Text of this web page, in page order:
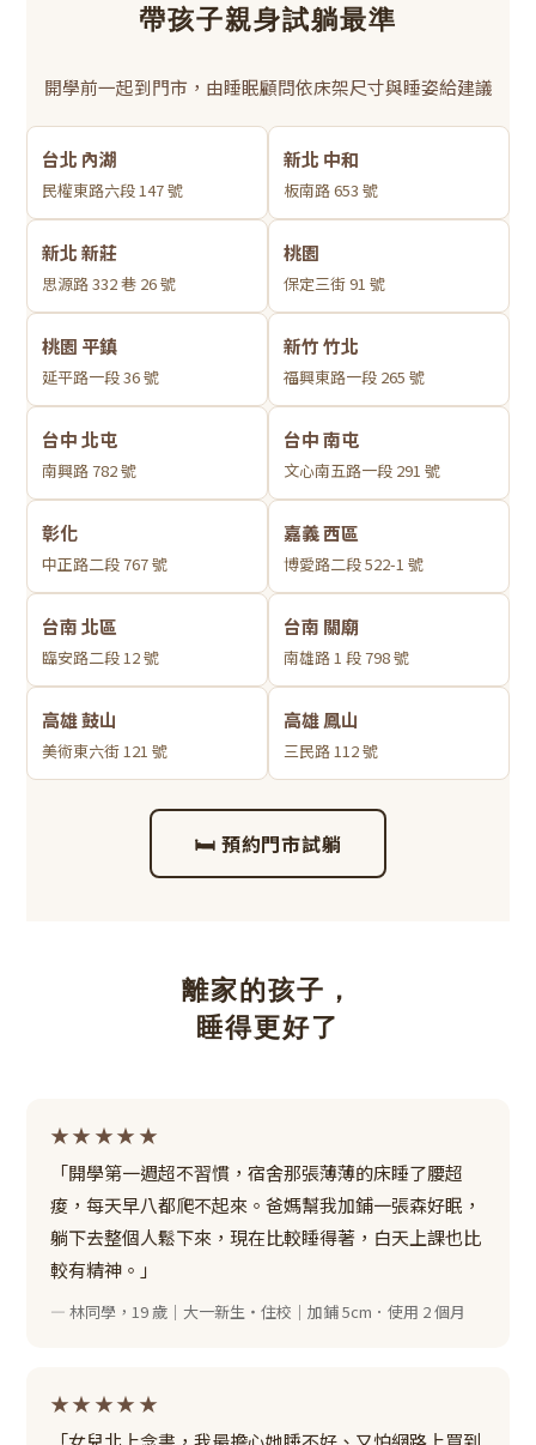
帶孩子親身試躺最準
開學前一起到門市，由睡眠顧問依床架尺寸與睡姿給建議
台北 內湖
民權東路六段 147 號
新北 中和
板南路 653 號
新北 新莊
思源路 332 巷 26 號
桃園
保定三街 91 號
桃園 平鎮
延平路一段 36 號
新竹 竹北
福興東路一段 265 號
台中 北屯
南興路 782 號
台中 南屯
文心南五路一段 291 號
彰化
中正路二段 767 號
嘉義 西區
博愛路二段 522-1 號
台南 北區
臨安路二段 12 號
台南 關廟
南雄路 1 段 798 號
高雄 鼓山
美術東六街 121 號
高雄 鳳山
三民路 112 號
🛏 預約門市試躺
離家的孩子，
睡得更好了
★★★★★
「開學第一週超不習慣，宿舍那張薄薄的床睡了腰超
痠，每天早八都爬不起來。爸媽幫我加鋪一張森好眠，
躺下去整個人鬆下來，現在比較睡得著，白天上課也比
較有精神。」
— 林同學，19 歲｜大一新生・住校｜加鋪 5cm．使用 2 個月
★★★★★